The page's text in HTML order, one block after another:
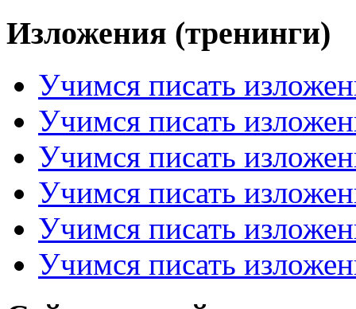
Изложения (тренинги)
Учимся писать
Учимся писать
Учимся писать
Учимся писать
Учимся писать
Учимся писать